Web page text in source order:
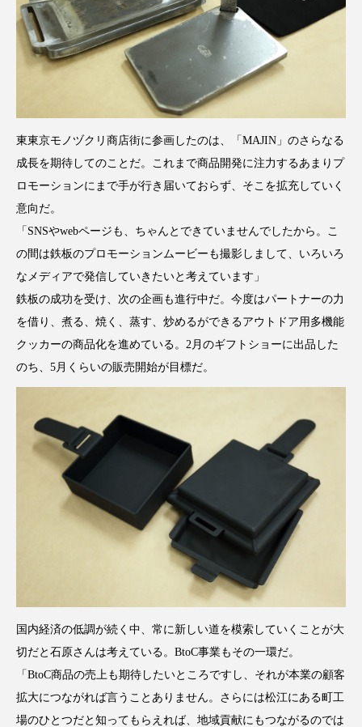
東東京モノヅクリ商店街に参画したのは、「MAJIN」のさらなる
成長を期待してのことだ。これまで商品開発に注力するあまりプ
ロモーションにまで手が行き届いておらず、そこを拡充していく
意向だ。
「SNSやwebページも、ちゃんとできていませんでしたから。こ
の間は鉄板のプロモーションムービーも撮影しまして、いろいろ
なメディアで発信していきたいと考えています」
鉄板の成功を受け、次の企画も進行中だ。今度はパートナーの力
を借り、煮る、焼く、蒸す、炒めるができるアウトドア用多機能
クッカーの商品化を進めている。2月のギフトショーに出品した
のち、5月くらいの販売開始が目標だ。
国内経済の低調が続く中、常に新しい道を模索していくことが大
切だと石原さんは考えている。BtoC事業もその一環だ。
「BtoC商品の売上も期待したいところですし、それが本業の顧客
拡大につながれば言うことありません。さらには松江にある町工
場のひとつだと知ってもらえれば、地域貢献にもつながるのでは